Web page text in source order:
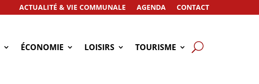
ACTUALITÉ & VIE COMMUNALE AGENDA CONTACT
ÉCONOMIE LOISIRS TOURISME